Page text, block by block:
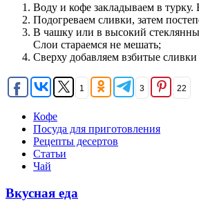
Воду и кофе закладываем в
Подогреваем сливки, затем
В чашку или в высокий
Слои стараемся не мешать;
Сверху добавляем взбитые
1 3 22
Кофе
Посуда для приготовления
Рецепты десертов
Статьи
Чай
Вкусная еда